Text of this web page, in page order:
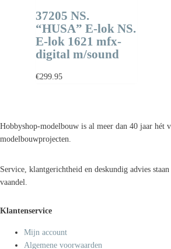
37205 NS.
“HUSA” E-lok NS.
E-lok 1621 mfx-
digital m/sound
€299.95
Hobbyshop-modelbouw is al meer dan 40 jaar hét
modelbouwprojecten.
Service, klantgerichtheid en deskundig advies
vaandel.
Klantenservice
Mijn account
Algemene voorwaarden